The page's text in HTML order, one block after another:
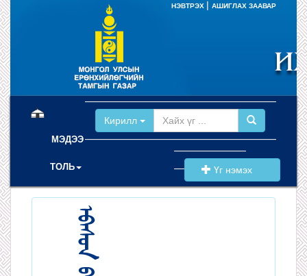
НЭВТРЭХ АШИГЛАХ ЗААВАР
МЭДЭЭ
ТОЛЬ
Кирилл
Үг нэмэх